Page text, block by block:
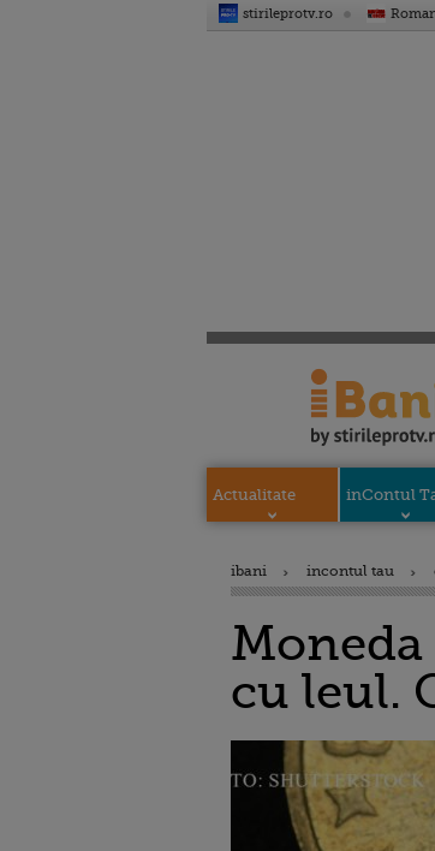
stirileprotv.ro
Actualitate inContul
ibani incontul tau
cu leul.